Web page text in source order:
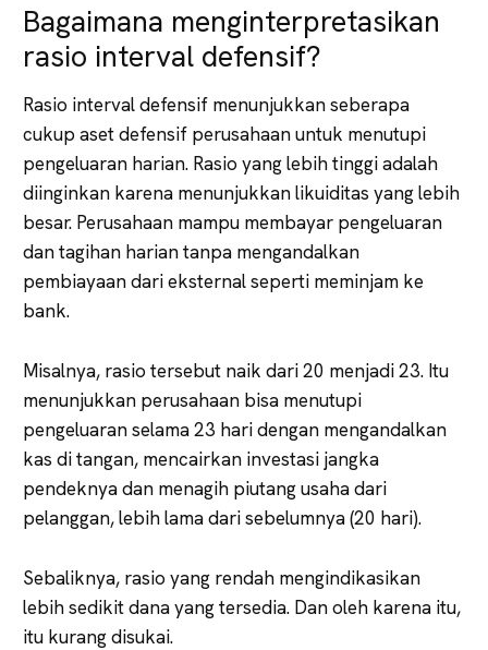
Bagaimana menginterpretasikan
rasio interval defensif?
Rasio interval defensif menunjukkan seberapa
cukup aset defensif perusahaan untuk menutupi
pengeluaran harian. Rasio yang lebih tinggi adalah
diinginkan karena menunjukkan likuiditas yang lebih
besar. Perusahaan mampu membayar pengeluaran
dan tagihan harian tanpa mengandalkan
pembiayaan dari eksternal seperti meminjam ke
bank.
Misalnya, rasio tersebut naik dari 20 menjadi 23. Itu
menunjukkan perusahaan bisa menutupi
pengeluaran selama 23 hari dengan mengandalkan
kas di tangan, mencairkan investasi jangka
pendeknya dan menagih piutang usaha dari
pelanggan, lebih lama dari sebelumnya (20 hari).
Sebaliknya, rasio yang rendah mengindikasikan
lebih sedikit dana yang tersedia. Dan oleh karena itu,
itu kurang disukai.